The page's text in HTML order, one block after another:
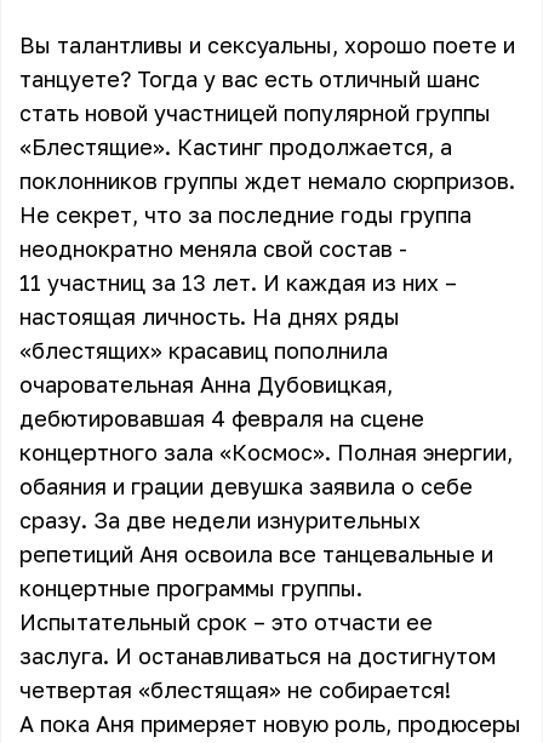
Вы талантливы и сексуальны, хорошо поете и
танцуете? Тогда у вас есть отличный шанс
стать новой участницей популярной группы
«Блестящие». Кастинг продолжается, а
поклонников группы ждет немало сюрпризов.
Не секрет, что за последние годы группа
неоднократно меняла свой состав -
11 участниц за 13 лет. И каждая из них –
настоящая личность. На днях ряды
«блестящих» красавиц пополнила
очаровательная Анна Дубовицкая,
дебютировавшая 4 февраля на сцене
концертного зала «Космос». Полная энергии,
обаяния и грации девушка заявила о себе
сразу. За две недели изнурительных
репетиций Аня освоила все танцевальные и
концертные программы группы.
Испытательный срок – это отчасти ее
заслуга. И останавливаться на достигнутом
четвертая «блестящая» не собирается!
А пока Аня примеряет новую роль, продюсеры